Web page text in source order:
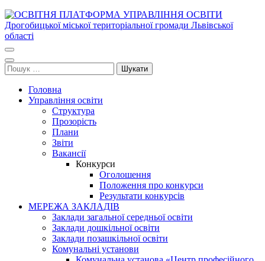
Дрогобицької міської територіальної громади Львівської області
Пошук:
Головна
Управління освіти
Структура
Прозорість
Плани
Звіти
Вакансії
Конкурси
Оголошення
Положення про конкурси
Результати конкурсів
МЕРЕЖА ЗАКЛАДІВ
Заклади загальної середньої освіти
Заклади дошкільної освіти
Заклади позашкільної освіти
Комунальні установи